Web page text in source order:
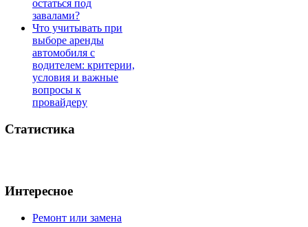
остаться под
завалами?
Что учитывать при
выборе аренды
автомобиля с
водителем: критерии,
условия и важные
вопросы к
провайдеру
Статистика
Интересное
Ремонт или замена